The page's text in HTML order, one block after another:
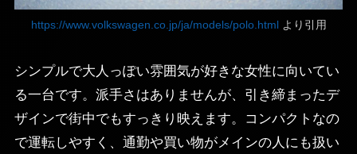
https://www.volkswagen.co.jp/ja/models/polo.html より引用
シンプルで大人っぽい雰囲気が好きな女性に向いてい
る一台です。派手さはありませんが、引き締まったデ
ザインで街中でもすっきり映えます。コンパクトなの
で運転しやすく、通勤や買い物がメインの人にも扱い